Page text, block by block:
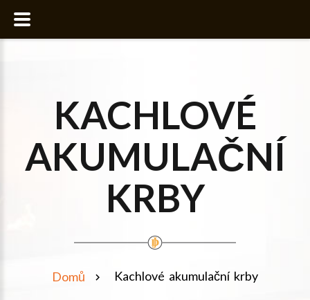
KACHLOVÉ
AKUMULAČNÍ
KRBY
Domů Kachlové akumulační krby